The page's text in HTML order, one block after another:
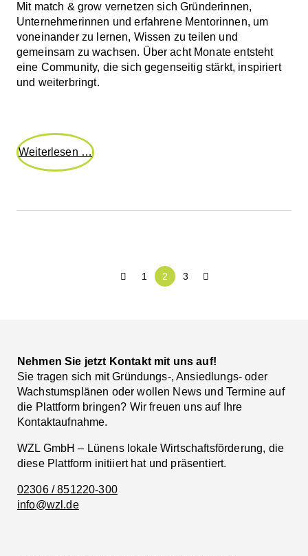
Mit match & grow vernetzen sich Gründerinnen,
Unternehmerinnen und erfahrene Mentorinnen, um
voneinander zu lernen, Wissen zu teilen und
gemeinsam zu wachsen. Über acht Monate entsteht
eine Community, die sich gegenseitig stärkt, inspiriert
und weiterbringt.
Weiterlesen …match
für
Gründerinnen
und
Unternehmerinnen
1 2 3
Nehmen Sie jetzt Kontakt mit uns auf!
Sie tragen sich mit Gründungs-, Ansiedlungs- oder
Wachstumsplänen oder wollen News und Termine auf
die Plattform bringen? Wir freuen uns auf Ihre
Kontaktaufnahme.
WZL GmbH – Lünens lokale Wirtschaftsförderung, die
diese Plattform initiiert hat und präsentiert.
02306 / 851220-300
info@wzl.de